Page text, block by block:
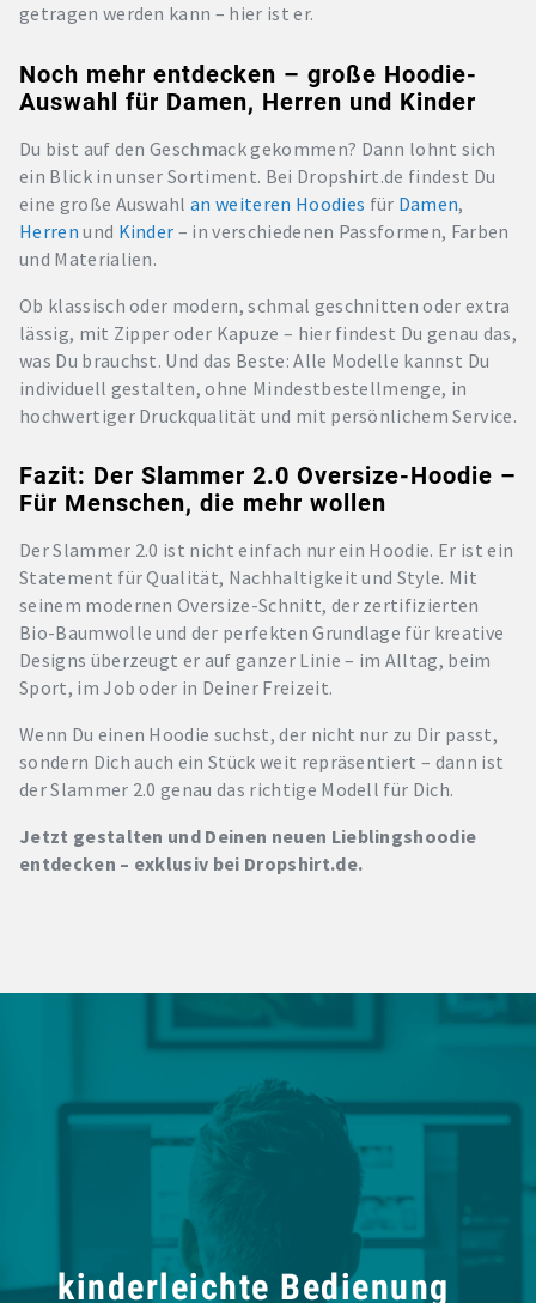
getragen werden kann – hier ist er.
Noch mehr entdecken – große Hoodie-
Auswahl für Damen, Herren und Kinder
Du bist auf den Geschmack gekommen? Dann lohnt sich
ein Blick in unser Sortiment. Bei Dropshirt.de findest Du
eine große Auswahlan weiteren Hoodies für Damen,
Herren und Kinder – in verschiedenen Passformen, Farben
und Materialien.
Ob klassisch oder modern, schmal geschnitten oder extra
lässig, mit Zipper oder Kapuze – hier findest Du genau das,
was Du brauchst. Und das Beste: Alle Modelle kannst Du
individuell gestalten, ohne Mindestbestellmenge, in
hochwertiger Druckqualität und mit persönlichem Service.
Fazit: Der Slammer 2.0 Oversize-Hoodie –
Für Menschen, die mehr wollen
Der Slammer 2.0 ist nicht einfach nur ein Hoodie. Er ist ein
Statement für Qualität, Nachhaltigkeit und Style. Mit
seinem modernen Oversize-Schnitt, der zertifizierten
Bio-Baumwolle und der perfekten Grundlage für kreative
Designs überzeugt er auf ganzer Linie – im Alltag, beim
Sport, im Job oder in Deiner Freizeit.
Wenn Du einen Hoodie suchst, der nicht nur zu Dir passt,
sondern Dich auch ein Stück weit repräsentiert – dann ist
der Slammer 2.0 genau das richtige Modell für Dich.
Jetzt gestalten und Deinen neuen Lieblingshoodie
entdecken – exklusiv bei Dropshirt.de.
kinderleichte Bedienung